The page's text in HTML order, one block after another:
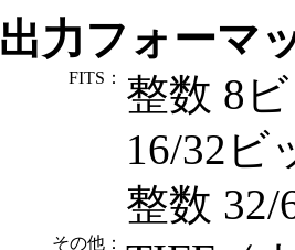
出力フォーマ
FITS：
整数 8
16/32ビ
整数 32/
その他：